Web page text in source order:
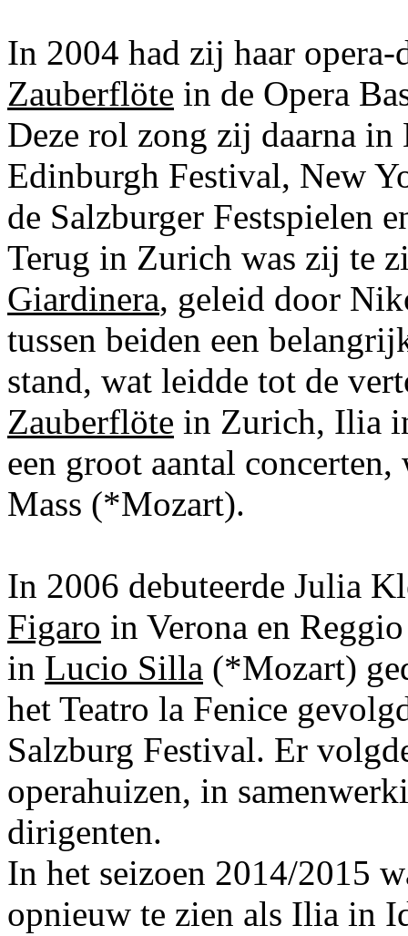
In 2004 had zij haar
Zauberflöte in de Opera
Deze rol zong zij daarna
Edinburgh Festival, New
de Salzburger Festspielen
Terug in Zurich was zij te
Giardinera, geleid door
tussen beiden een
stand, wat leidde tot de
Zauberflöte in Zurich, Ilia
een groot aantal
Mass (*Mozart).
In 2006 debuteerde Julia
Figaro in Verona en
in Lucio Silla (*Mozart)
het Teatro la Fenice
Salzburg Festival. Er
operahuizen, in
dirigenten.
In het seizoen 2014/2015
opnieuw te zien als Ilia in